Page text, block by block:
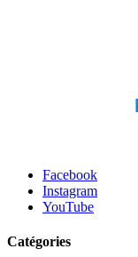
Facebook
Instagram
YouTube
Catégories